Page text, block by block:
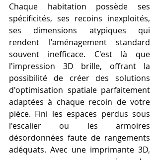
Chaque habitation possède ses
spécificités, ses recoins inexploités,
ses dimensions atypiques qui
rendent l'aménagement standard
souvent inefficace. C'est là que
l'impression 3D brille, offrant la
possibilité de créer des solutions
d'optimisation spatiale parfaitement
adaptées à chaque recoin de votre
pièce. Fini les espaces perdus sous
l'escalier ou les armoires
désordonnées faute de rangements
adéquats. Avec une imprimante 3D,